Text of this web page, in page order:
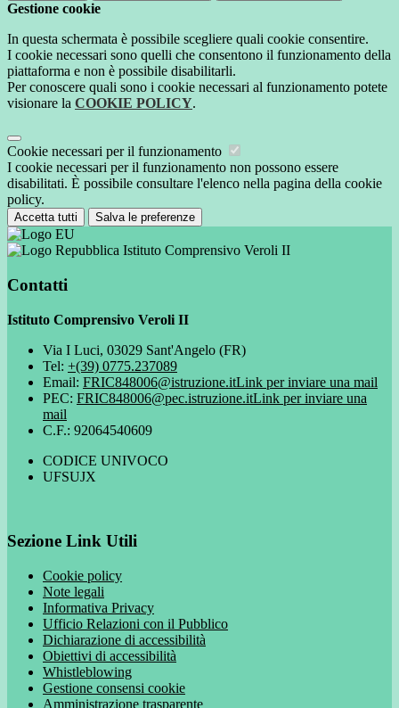
Gestione cookie
In questa schermata è possibile scegliere quali cookie consentire.
I cookie necessari sono quelli che consentono il funzionamento della
piattaforma e non è possibile disabilitarli.
Per conoscere quali sono i cookie necessari al funzionamento potete
visionare la COOKIE POLICY.
Cookie necessari per il funzionamento
I cookie necessari per il funzionamento non possono essere
disabilitati. È possibile consultare l'elenco nella pagina della cookie
policy.
Accetta tutti Salva le preferenze
Istituto Comprensivo Veroli II
Contatti
Istituto Comprensivo Veroli II
Via I Luci, 03029 Sant'Angelo (FR)
Tel: +(39) 0775.237089
Email: FRIC848006@istruzione.itLink per inviare una mail
PEC: FRIC848006@pec.istruzione.itLink per inviare una
mail
C.F.: 92064540609
CODICE UNIVOCO
UFSUJX
Sezione Link Utili
Cookie policy
Note legali
Informativa Privacy
Ufficio Relazioni con il Pubblico
Dichiarazione di accessibilità
Obiettivi di accessibilità
Whistleblowing
Gestione consensi cookie
Amministrazione trasparente